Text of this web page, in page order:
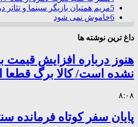
5مریم همتیان بازیگر سینما و
6خاموش نمی شود
داغ ترین نوشته ها
هنوز درباره افزایش قیمت
نشده است/ کالا برگ قطعا
۸:۰۸
پایان سفر کوتاه فرمانده